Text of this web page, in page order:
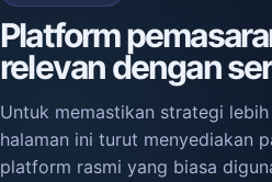
Platform
relevan dengan
Untuk memastikan strategi
halaman ini turut menyediakan
platform rasmi yang biasa